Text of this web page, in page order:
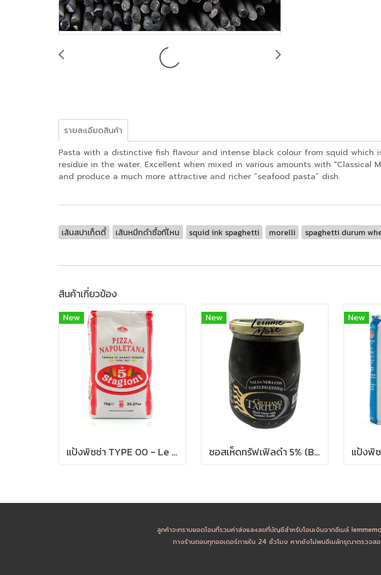
รายละเอียดสินค้า
Pasta with a distinctive fish flavour and intense black colour from squid
residue in the water. Excellent when mixed in various amounts with "Classical
and produce a much more attractive and richer “seafood pasta” dish.
เส้นสปาเก็ตตี้ เส้นหมึกดำซื้อที่ไหน squid ink spaghetti morelli spaghetti durum
สินค้าเกี่ยวข้อง
New
แป้งพิซซ่า TYPE 00 - Le 5 Stagioni PIZZA NAPOLETANA FLOUR 1kg
New
ซอสเห็ดทรัฟเฟิลดำ 5% (Black Sauce with Summer Truffle) Giuliano Tartufi 500 g.
New
ลูกค้าจะทราบยอดโอนที่รวมค่าส่งและเลขที่บัญชีสำหรับโอนเงินจากอีเมล์
ทางร้านตอบทุกออเดอร์ภายใน 24 ชั่วโมง หากยังไม่พบอีเมล์กรุณาตรวจ